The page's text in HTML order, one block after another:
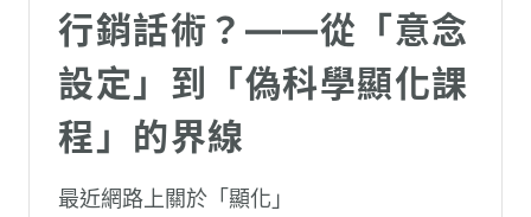
行銷話術？——從「意念
設定」到「偽科學顯化課
程」的界線
最近網路上關於「顯化」